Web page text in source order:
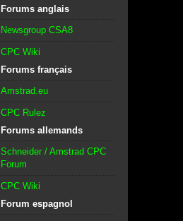
Forums anglais
Newsgroup CSA8
CPC Wiki
Forums français
Amstrad.eu
CPC Rulez
Forums allemands
Schneider / Amstrad CPC
Forum
CPC Wiki
Forum espagnol